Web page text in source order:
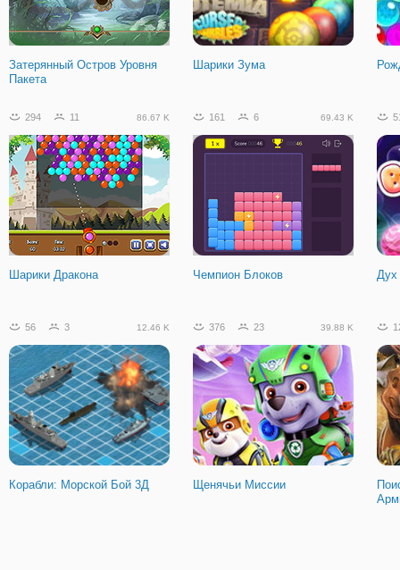
Затерянный Остров Уровня
Пакета
Шарики Зума
294 11 86.67 K
Шарики Дракона
161 6 69.43 K
Чемпион Блоков Дух
56 3 12.46 K
Корабли: Морской Бой 3Д
376 23 39.88 K
Щенячьи Миссии